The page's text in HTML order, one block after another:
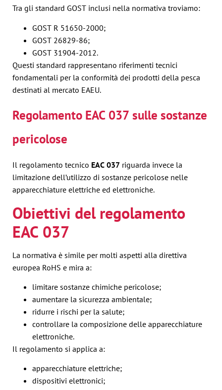
Tra gli standard GOST inclusi nella normativa troviamo:
GOST R 51650-2000;
GOST 26829-86;
GOST 31904-2012.
Questi standard rappresentano riferimenti tecnici
fondamentali per la conformità dei prodotti della pesca
destinati al mercato EAEU.
Regolamento EAC 037 sulle sostanze
pericolose
Il regolamento tecnico EAC 037 riguarda invece la
limitazione dell’utilizzo di sostanze pericolose nelle
apparecchiature elettriche ed elettroniche.
Obiettivi del regolamento
EAC 037
La normativa è simile per molti aspetti alla direttiva
europea RoHS e mira a:
limitare sostanze chimiche pericolose;
aumentare la sicurezza ambientale;
ridurre i rischi per la salute;
controllare la composizione delle apparecchiature
elettroniche.
Il regolamento si applica a:
apparecchiature elettriche;
dispositivi elettronici;